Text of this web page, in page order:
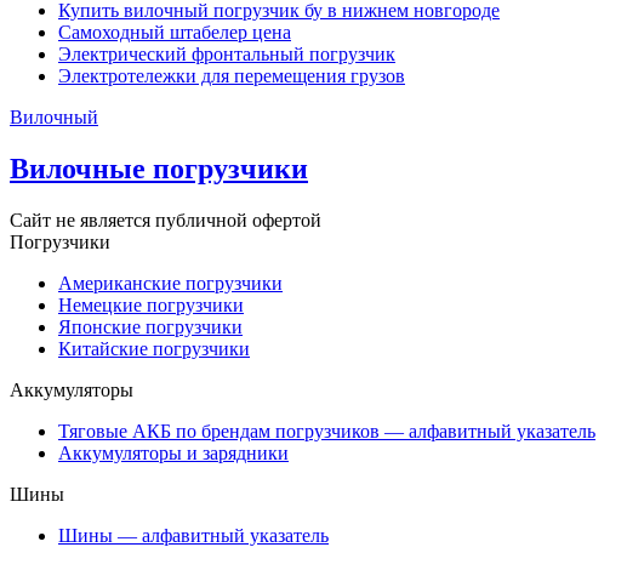
Купить вилочный погрузчик бу в нижнем новгороде
Самоходный штабелер цена
Электрический фронтальный погрузчик
Электротележки для перемещения грузов
Вилочный
Вилочные погрузчики
Сайт не является публичной офертой
Погрузчики
Американские погрузчики
Немецкие погрузчики
Японские погрузчики
Китайские погрузчики
Аккумуляторы
Тяговые АКБ по брендам погрузчиков — алфавитный указатель
Аккумуляторы и зарядники
Шины
Шины — алфавитный указатель